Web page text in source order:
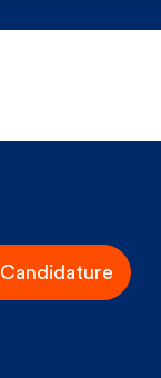
Candidature